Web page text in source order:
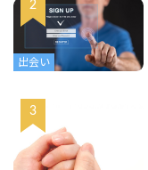
出会い